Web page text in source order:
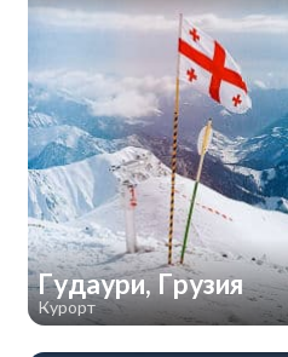
Гудаури, Грузия
Курорт